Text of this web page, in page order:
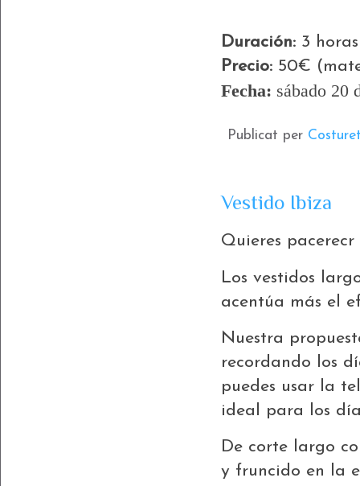
Duración: 3 horas
Precio: 50€
Fecha: sábado
Publicat per
Vestido Ibiza
Quieres
Los vestidos
acentúa más el
Nuestra
recordando los
puedes usar la
ideal para los
De corte largo
y fruncido en la